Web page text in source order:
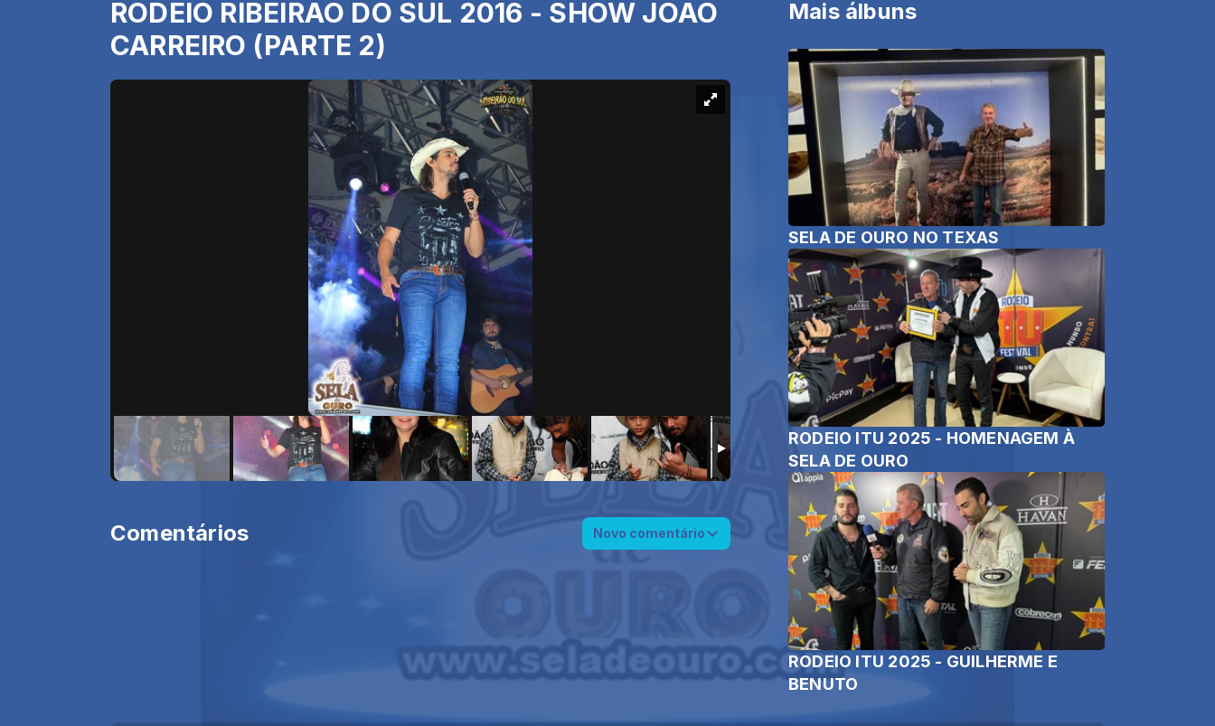
RODEIO RIBEIRÃO DO SUL 2016 - SHOW JOÃO
CARREIRO (PARTE 2)
Mais álbuns
SELA DE OURO NO TEXAS
RODEIO ITU 2025 - HOMENAGEM À
SELA DE OURO
RODEIO ITU 2025 - GUILHERME E
BENUTO
Comentários Novo comentário